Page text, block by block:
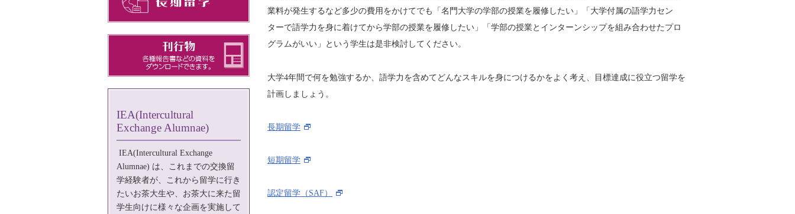
業料が発生するなど多少の費用をかけてでも「名門大学の学部の授業を履修したい」「大学付属の語学力セン
ターで語学力を身に着けてから学部の授業を履修したい」「学部の授業とインターンシップを組み合わせたプロ
グラムがいい」という学生は是非検討してください。
大学4年間で何を勉強するか、語学力を含めてどんなスキルを身につけるかをよく考え、目標達成に役立つ留学を
計画しましょう。
長期留学
短期留学
認定留学（SAF）
IEA(Intercultural
Exchange Alumnae)
IEA(Intercultural Exchange
Alumnae) は、これまでの交換留
学経験者が、これから留学に行き
たいお茶大生や、お茶大に来た留
学生向けに様々な企画を実施して